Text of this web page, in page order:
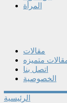
المرأة
مقالات
متميزه
اتصل بنا
الخصوصية
الرئيسية